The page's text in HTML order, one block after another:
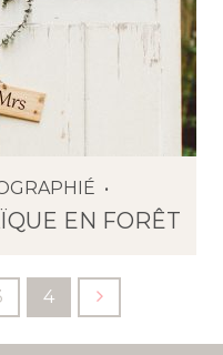
EN FORÊT
4